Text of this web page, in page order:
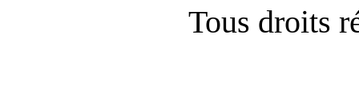
Tous droits